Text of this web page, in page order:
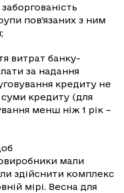
пов’язаних з ним
витрат банку-
за надання
кредиту не
суми кредиту (для
менш ніж 1 рік –
мали
здійснити комплекс
мірі. Весна для